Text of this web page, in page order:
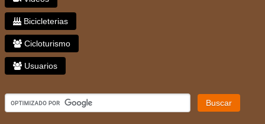
Bicicleterias
Cicloturismo
Usuarios
Buscar